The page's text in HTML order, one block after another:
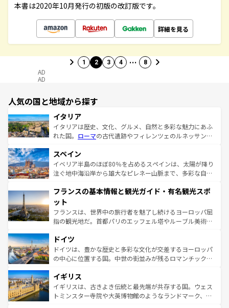
本書は2020年10月発行の初版の改訂版です。
詳細を見る
1 2 3 4 … 8
AD
AD
人気の国と地域から探す
イタリア
イタリアは歴史、文化、グルメ、自然と多彩な魅力にあふ
れた国。 ローマの古代遺跡やフィレンツェのルネッサンス
ろん、トスカーナの美しい田園風景やアマルフィ海岸の絶
景など、自然景観も見逃せない。観光の合間には、本場の
ピザやパスタなど、絶品のイタリア料理を堪能することも
ませてくれるイタリアで、忘れられない旅をしてみよう！
なお、新着のイタリア情報は
しい。
スペイン
イベリア半島のほぼ80％を占めるスペインは、太陽が降り
注ぐ地中海沿岸から雄大なピレネー山脈まで、多彩な自然
文化が根付くこの国では、情熱的なフラメンコ、熱気あふ
れる闘牛、そして美味しいタパスが生活の一部となってい
る。首都マドリードの洗練された雰囲気や、バルセロナの
アートに溢れた街角から、地方では古代ローマ遺跡や中世
せる。地方によって風土や気候が異なるスペインはその個
性で訪れる人を魅了する。 なお、新着のスペイン情報は コ
ンテンツ一覧を参照してほしい。
フランスの基本情報と観光ガイド・有名観光スポ
ット
フランスは、世界中の旅行者を魅了し続けるヨーロッパ屈
指の観光地だ。首都パリのエッフェル塔やルーブル美術館
で、幅広い魅力が詰まっている。華麗な宮殿、歴史的な大
聖堂、美しいビーチ、そして豊かな自然が、訪れる者を心
から魅了する。また、フランスは美食の国としても知ら
いる。シャンパンの発祥地であるランス、プロヴァンスの
香り高いラベンダー畑など、多彩な楽しみ方が可能だ。さ
らに、パリ以外の地域にも魅力が溢れており、どの街角に
ドイツ
ドイツは、豊かな歴史と多彩な文化が交差するヨーロッパ
の中心に位置する国。中世の街並みが残るロマンチック街
顔を持つこの国は、どこを歩いても飽きることがない。ベ
ルリンの文化的活気、バイエルン州のアルプスの絶景、そ
してライン川沿いのワイン畑といった風景は必見。ビール
イギリス
イギリスは、古きよき伝統と最先端が共存する国。ウェス
トミンスター寺院や大英博物館のようなランドマーク、歴